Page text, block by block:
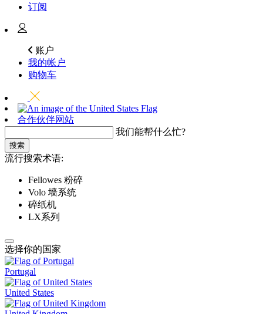
订阅
账户
我的帐户
购物车
合作伙伴网站
我们能帮什么忙?
搜索
流行搜索术语:
Fellowes 粉碎
Volo 墙系统
碎纸机
LX系列
选择你的国家
Portugal
United States